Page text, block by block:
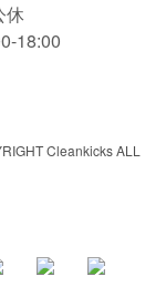
休
18:00
Cleankicks ALL